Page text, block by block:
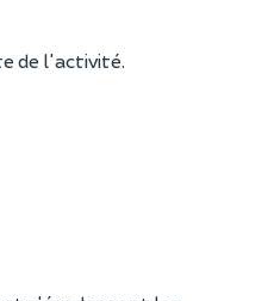
de l'activité.